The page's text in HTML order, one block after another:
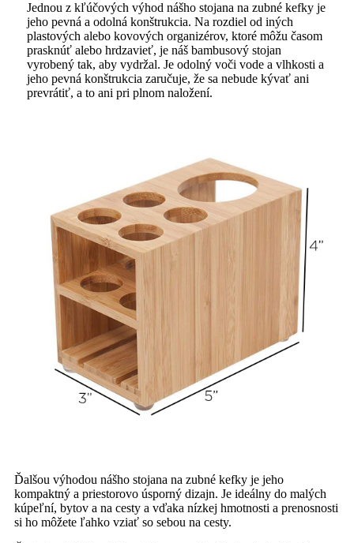
Jednou z kľúčových výhod nášho stojana na zubné kefky je
jeho pevná a odolná konštrukcia. Na rozdiel od iných
plastových alebo kovových organizérov, ktoré môžu časom
prasknúť alebo hrdzavieť, je náš bambusový stojan
vyrobený tak, aby vydržal. Je odolný voči vode a vlhkosti a
jeho pevná konštrukcia zaručuje, že sa nebude kývať ani
prevrátiť, a to ani pri plnom naložení.
Ďalšou výhodou nášho stojana na zubné kefky je jeho
kompaktný a priestorovo úsporný dizajn. Je ideálny do malých
kúpeľní, bytov a na cesty a vďaka nízkej hmotnosti a prenosnosti
si ho môžete ľahko vziať so sebou na cesty.